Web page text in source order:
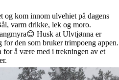
og kom innom ulvehiet på dagens
varm drikke, lek og moro.
Husk at Ulvtjønna er
for den som bruker trimpoeng appen.
for å være med i trekningen av et